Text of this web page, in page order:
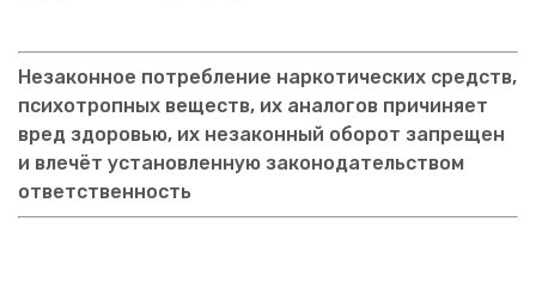
Незаконное потребление наркотических средств,
психотропных веществ, их аналогов причиняет
вред здоровью, их незаконный оборот запрещен
и влечёт установленную законодательством
ответственность